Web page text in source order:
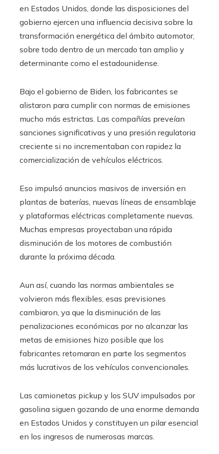
en Estados Unidos, donde las disposiciones del
gobierno ejercen una influencia decisiva sobre la
transformación energética del ámbito automotor,
sobre todo dentro de un mercado tan amplio y
determinante como el estadounidense.
Bajo el gobierno de Biden, los fabricantes se
alistaron para cumplir con normas de emisiones
mucho más estrictas. Las compañías preveían
sanciones significativas y una presión regulatoria
creciente si no incrementaban con rapidez la
comercialización de vehículos eléctricos.
Eso impulsó anuncios masivos de inversión en
plantas de baterías, nuevas líneas de ensamblaje
y plataformas eléctricas completamente nuevas.
Muchas empresas proyectaban una rápida
disminución de los motores de combustión
durante la próxima década.
Aun así, cuando las normas ambientales se
volvieron más flexibles, esas previsiones
cambiaron, ya que la disminución de las
penalizaciones económicas por no alcanzar las
metas de emisiones hizo posible que los
fabricantes retomaran en parte los segmentos
más lucrativos de los vehículos convencionales.
Las camionetas pickup y los SUV impulsados por
gasolina siguen gozando de una enorme demanda
en Estados Unidos y constituyen un pilar esencial
en los ingresos de numerosas marcas.